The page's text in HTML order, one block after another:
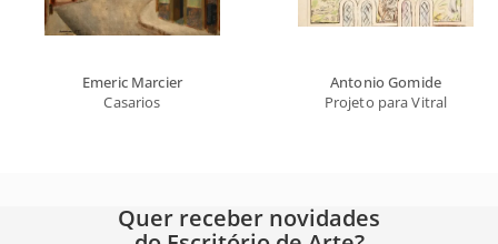
Emeric Marcier
Casarios
Antonio Gomide
Projeto para Vitral
Quer receber novidades